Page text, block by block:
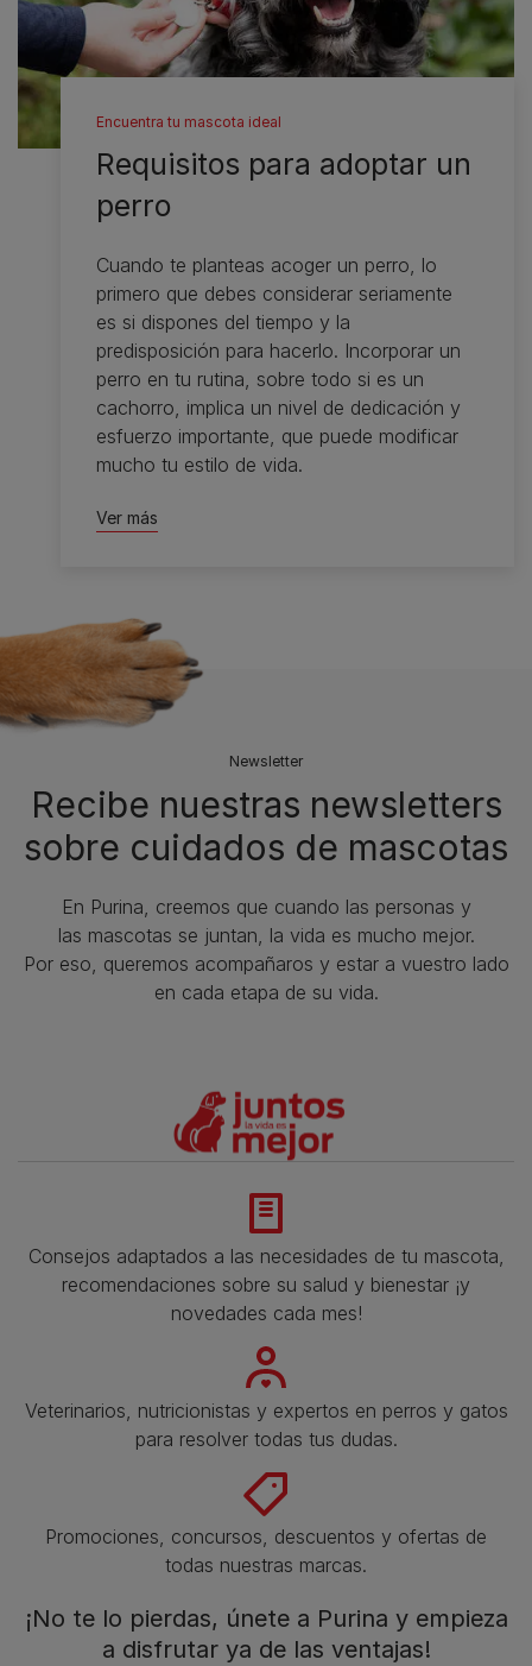
Encuentra tu mascota ideal
Requisitos para adoptar un
perro
Cuando te planteas acoger un perro, lo
primero que debes considerar seriamente
es si dispones del tiempo y la
predisposición para hacerlo. Incorporar un
perro en tu rutina, sobre todo si es un
cachorro, implica un nivel de dedicación y
esfuerzo importante, que puede modificar
mucho tu estilo de vida.
Ver más
Newsletter
Recibe nuestras newsletters
sobre cuidados de mascotas​
En Purina, creemos que cuando las personas y
las mascotas se juntan, la vida es mucho mejor.
Por eso, queremos acompañaros y estar a vuestro lado
en cada etapa de su vida.​
Consejos adaptados a las necesidades de tu mascota,
recomendaciones sobre su salud y bienestar ¡y
novedades cada mes!
Veterinarios, nutricionistas y expertos en perros y gatos
para resolver todas tus dudas.​
Promociones, concursos, descuentos y ofertas de
todas nuestras marcas.​
¡No te lo pierdas, únete a Purina y empieza
a disfrutar ya de las ventajas!​